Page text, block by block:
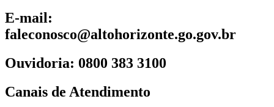
E-mail:
faleconosco@altohorizonte.go.gov.br
Ouvidoria: 0800 383 3100
Canais de Atendimento